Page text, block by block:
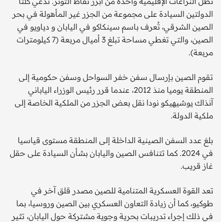
الدولتين السيادة على مجموعة من الجزر غير المأهولة في بحر
الصين الشرقي، تُعرف باسم سينكاكو في اليابان و دياويو في
الصين، والتي تغطي مساحة تبلغ 3 أميال مربعة (7 كيلومترات
مربعة).
تقوم الصين بإرسال سفن خفر السواحل وسفن حكومية إلى
المنطقة يوميا منذ 2012، عندما قرر رئيس الوزراء الياباني
آنذاك يوشيهيكو نودا نقل بعض الجزر من الملكية الخاصة إلى
ملكية الدولة.
بلغ عدد السفن الصينية الداخلة إلى المنطقة مستوى قياسيا
في 2024. كما تتنافس الصين واليابان بشأن السيادة على حقل
غاز قريب.
تعد القوة العسكرية المتنامية للصين مصدر قلق آخر في
طوكيو، كما أن زيادة التعاون العسكري بين الصين وروسيا، بما
في ذلك إجراء تدريبات بحرية وجوية مشتركة حول اليابان، تثير